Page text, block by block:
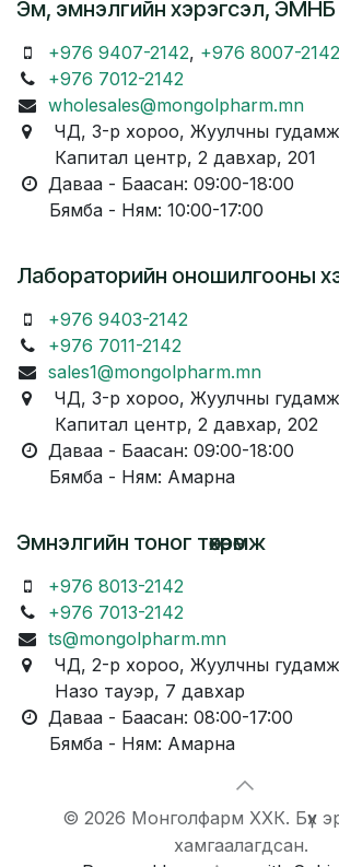
Эм, эмнэлгийн хэрэгсэл, ЭМНБ
+976 9407-2142, +976 8007-2142
+976 7012-2142
wholesales@mongolpharm.mn
ЧД, 3-р хороо, Жуулчны
Капитал центр, 2 давхар, 201
Даваа - Баасан: 09:00-18:00
Бямба - Ням: 10:00-17:00
Лабораторийн оношилгооны
+976 9403-2142
+976 7011-2142
sales1@mongolpharm.mn
ЧД, 3-р хороо, Жуулчны
Капитал центр, 2 давхар, 202
Даваа - Баасан: 09:00-18:00
Бямба - Ням: Амарна
Эмнэлгийн тоног төхөөрөмж
+976 8013-2142
+976 7013-2142
ts@mongolpharm.mn
ЧД, 2-р хороо, Жуулчны
Назо тауэр, 7 давхар
Даваа - Баасан: 08:00-17:00
Бямба - Ням: Амарна
© 2026 Монголфарм ХХК. Бүх
хамгаалагдсан.